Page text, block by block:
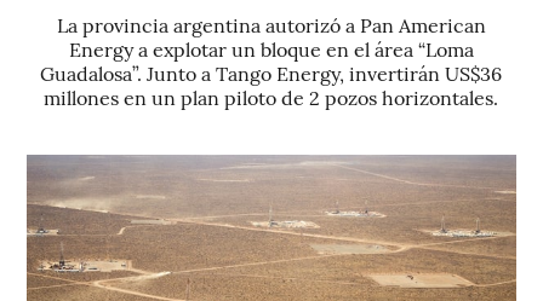
La provincia argentina autorizó a Pan American
Energy a explotar un bloque en el área “Loma
Guadalosa”. Junto a Tango Energy, invertirán US$36
millones en un plan piloto de 2 pozos horizontales.